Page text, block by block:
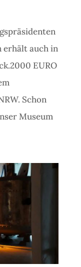
erhält auch in
EURO
Schon
Museum